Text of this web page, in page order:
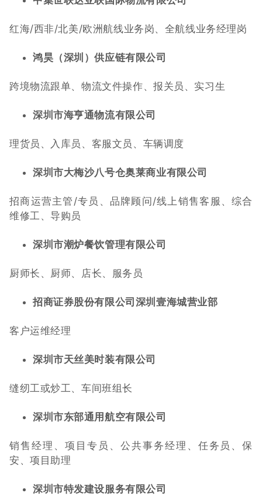
红海/西非/北美/欧洲航线业务岗、全航线业务经理岗
鸿昊（深圳）供应链有限公司
跨境物流跟单、物流文件操作、报关员、实习生
深圳市海亨通物流有限公司
理货员、入库员、客服文员、车辆调度
深圳市大梅沙八号仓奥莱商业有限公司
招商运营主管/专员、品牌顾问/线上销售客服、综合
维修工、导购员
深圳市潮炉餐饮管理有限公司
厨师长、厨师、店长、服务员
招商证券股份有限公司深圳壹海城营业部
客户运维经理
深圳市天丝美时装有限公司
缝纫工或炒工、车间班组长
深圳市东部通用航空有限公司
销售经理、项目专员、公共事务经理、任务员、保
安、项目助理
深圳市特发建设服务有限公司